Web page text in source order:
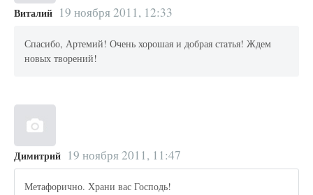
Виталий 19 ноября 2011, 12:33
Спасибо, Артемий! Очень хорошая и добрая статья! Ждем
новых творений!
Димитрий 19 ноября 2011, 11:47
Метафорично. Храни вас Господь!